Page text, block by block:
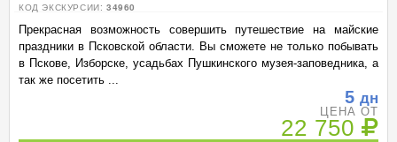
КОД ЭКСКУРСИИ: 34960
Прекрасная возможность совершить путешествие на майские
праздники в Псковской области. Вы сможете не только побывать
в Пскове, Изборске, усадьбах Пушкинского музея-заповедника, а
так же посетить ...
5 дн
ЦЕНА ОТ
22 750